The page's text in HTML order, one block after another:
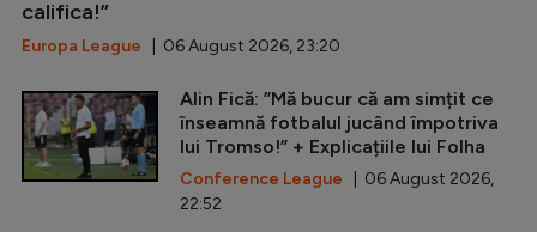
califica!”
Europa League | 06 August 2026, 23:20
Alin Fică: ”Mă bucur că am simțit ce
înseamnă fotbalul jucând împotriva
lui Tromso!” + Explicațiile lui Folha
Conference League | 06 August 2026,
22:52